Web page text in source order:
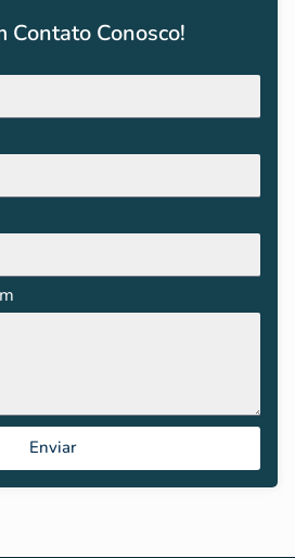
Contato Conosco!
Enviar